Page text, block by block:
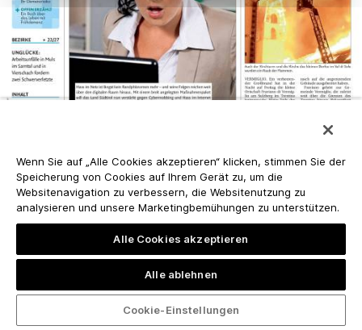
Wenn Sie auf „Alle Cookies akzeptieren“ klicken, stimmen Sie der
Speicherung von Cookies auf Ihrem Gerät zu, um die
Websitenavigation zu verbessern, die Websitenutzung zu
analysieren und unsere Marketingbemühungen zu unterstützen.
Alle Cookies akzeptieren
Alle ablehnen
Cookie-Einstellungen